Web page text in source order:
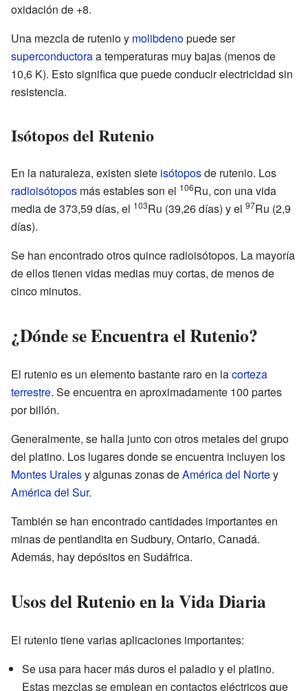
oxidación de +8.
Una mezcla de rutenio y molibdenopuede ser
superconductoraa temperaturas muy bajas (menos de
10,6 K). Esto significa que puede conducir electricidad sin
resistencia.
Isótopos del Rutenio
En la naturaleza, existen siete isótoposde rutenio. Los
radioisótopos más estables son el 106Ru, con una vida
media de 373,59 días, el 103Ru (39,26 días) y el 97Ru (2,9
días).
Se han encontrado otros quince radioisótopos. La mayoría
de ellos tienen vidas medias muy cortas, de menos de
cinco minutos.
¿Dónde se Encuentra el Rutenio?
El rutenio es un elemento bastante raro en lacorteza
terrestre. Se encuentra en aproximadamente 100 partes
por billón.
Generalmente, se halla junto con otros metales del grupo
del platino. Los lugares donde se encuentra incluyen los
Montes Uralesy algunas zonas deAmérica del Nortey
América del Sur.
También se han encontrado cantidades importantes en
minas de pentlandita en Sudbury, Ontario, Canadá.
Además, hay depósitos en Sudáfrica.
Usos del Rutenio en la Vida Diaria
El rutenio tiene varias aplicaciones importantes:
Se usa para hacer más duros el paladio y el platino.
Estas mezclas se emplean en contactos eléctricos que